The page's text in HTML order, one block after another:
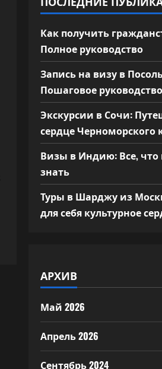
Как получить
Полное руководство
Запись на визу в
Пошаговое руководство
Экскурсии в Сочи:
сердце Черноморского
Визы в Индию: Все,
знать
Туры в Шарджу из
для себя культурное
АРХИВ
Май 2026
Апрель 2026
Сентябрь 2024